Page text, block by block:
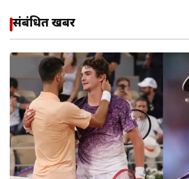
संबंधित खबरें